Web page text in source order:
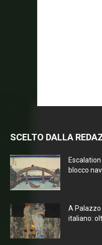
SCELTO DALLA
blocco
A
italiano: